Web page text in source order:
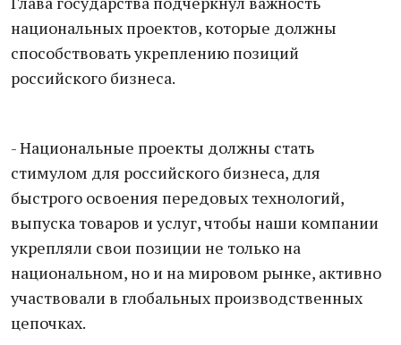
национальных проектов, которые должны
способствовать укреплению позиций
российского бизнеса.
- Национальные проекты должны стать
стимулом для российского бизнеса, для
быстрого освоения передовых технологий,
выпуска товаров и услуг, чтобы наши компании
укрепляли свои позиции не только на
национальном, но и на мировом рынке, активно
участвовали в глобальных производственных
цепочках.